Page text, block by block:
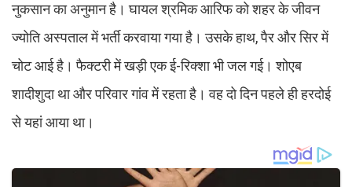
नुकसान का अनुमान है। घायल श्रमिक आरिफ को शहर के जीवन
ज्योति अस्पताल में भर्ती करवाया गया है। उसके हाथ, पैर और सिर में
चोट आई है। फैक्टरी में खड़ी एक ई-रिक्शा भी जल गई। शोएब
शादीशुदा था और परिवार गांव में रहता है। वह दो दिन पहले ही हरदोई
से यहां आया था।